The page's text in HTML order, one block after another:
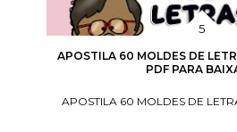
APOSTILA 60 MOLDES DE
PDF PARA
APOSTILA 60 MOLDES DE